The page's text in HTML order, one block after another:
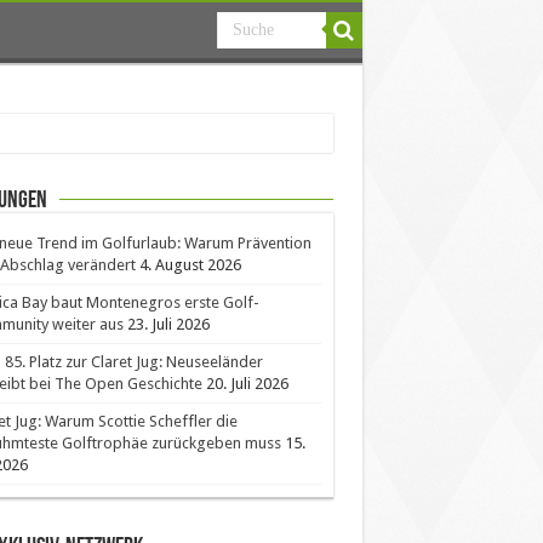
Trend im Golfurlaub: Warum Prävention
verändert 4. August 2026
Bay baut Montenegros erste Golf-
weiter aus 23. Juli 2026
85. Platz zur Claret Jug: Neuseeländer
bei The Open Geschichte 20. Juli 2026
Jug: Warum Scottie Scheffler die
Golftrophäe zurückgeben muss 15.